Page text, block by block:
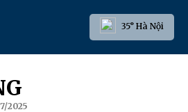
35° Hà Nội
2025